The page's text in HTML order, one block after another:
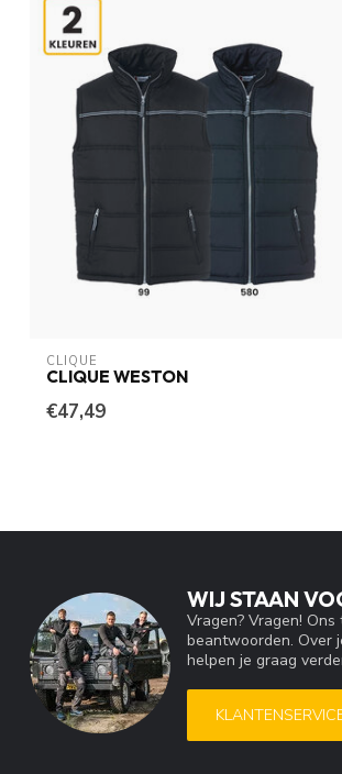
CLIQUE
CLIQUE WESTON
€47,49
WIJ STAAN
Vragen? Vragen!
beantwoorden. Over
helpen je graag